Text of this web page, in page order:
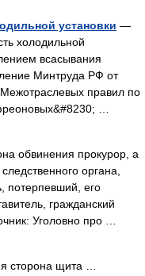
установки —
холодильной
всасывания
Минтруда РФ от
правил по
…
обвинения прокурор, а
органа,
потерпевший, его
гражданский
Уголовно про …
сторона щита …